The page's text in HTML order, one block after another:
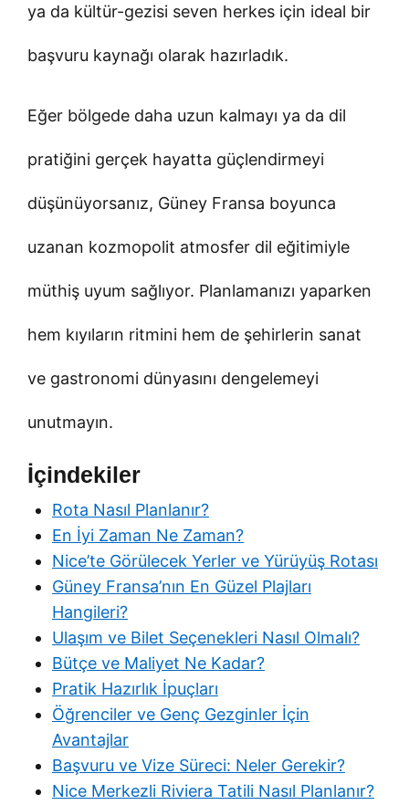
ya da kültür-gezisi seven herkes için ideal bir
başvuru kaynağı olarak hazırladık.
Eğer bölgede daha uzun kalmayı ya da dil
pratiğini gerçek hayatta güçlendirmeyi
düşünüyorsanız, Güney Fransa boyunca
uzanan kozmopolit atmosfer dil eğitimiyle
müthiş uyum sağlıyor. Planlamanızı yaparken
hem kıyıların ritmini hem de şehirlerin sanat
ve gastronomi dünyasını dengelemeyi
unutmayın.
İçindekiler
Rota Nasıl Planlanır?
En İyi Zaman Ne Zaman?
Nice’te Görülecek Yerler ve Yürüyüş Rotası
Güney Fransa’nın En Güzel Plajları
Hangileri?
Ulaşım ve Bilet Seçenekleri Nasıl Olmalı?
Bütçe ve Maliyet Ne Kadar?
Pratik Hazırlık İpuçları
Öğrenciler ve Genç Gezginler İçin
Avantajlar
Başvuru ve Vize Süreci: Neler Gerekir?
Nice Merkezli Riviera Tatili Nasıl Planlanır?